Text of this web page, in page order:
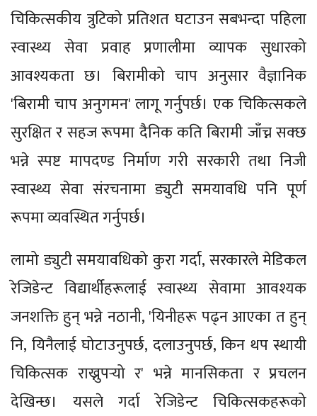
चिकित्सकीय त्रुटिको प्रतिशत घटाउन सबभन्दा पहिला
स्वास्थ्य सेवा प्रवाह प्रणालीमा व्यापक सुधारको
आवश्यकता छ। बिरामीको चाप अनुसार वैज्ञानिक
'बिरामी चाप अनुगमन' लागू गर्नुपर्छ। एक चिकित्सकले
सुरक्षित र सहज रूपमा दैनिक कति बिरामी जाँच्न सक्छ
भन्ने स्पष्ट मापदण्ड निर्माण गरी सरकारी तथा निजी
स्वास्थ्य सेवा संरचनामा ड्युटी समयावधि पनि पूर्ण
रूपमा व्यवस्थित गर्नुपर्छ।
लामो ड्युटी समयावधिको कुरा गर्दा, सरकारले मेडिकल
रेजिडेन्ट विद्यार्थीहरूलाई स्वास्थ्य सेवामा आवश्यक
जनशक्ति हुन् भन्ने नठानी, 'यिनीहरू पढ्न आएका त हुन्
नि, यिनैलाई घोटाउनुपर्छ, दलाउनुपर्छ, किन थप स्थायी
चिकित्सक राख्नुपर्‍यो र' भन्ने मानसिकता र प्रचलन
देखिन्छ। यसले गर्दा रेजिडेन्ट चिकित्सकहरूको